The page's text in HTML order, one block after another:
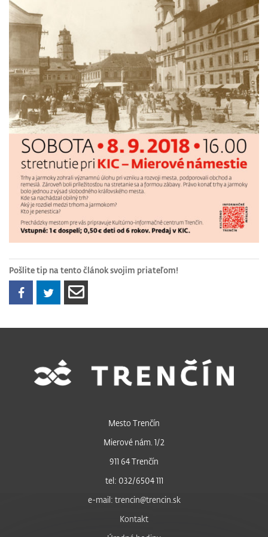
Pošlite tip na tento článok svojim priateľom!
Mesto Trenčín
Mierové nám. 1/2
911 64 Trenčín
tel: 032/6504 111
e-mail: trencin@trencin.sk
Kontakt